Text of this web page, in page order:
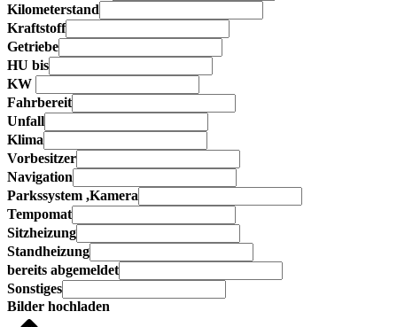
Kilometerstand
Kraftstoff
Getriebe
HU bis
KW
Fahrbereit
Unfall
Klima
Vorbesitzer
Navigation
Parkssystem ,Kamera
Tempomat
Sitzheizung
Standheizung
bereits abgemeldet
Sonstiges
Bilder hochladen